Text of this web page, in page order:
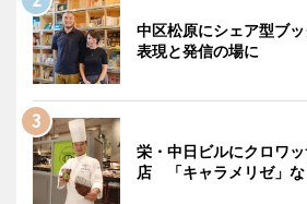
中区松原にシェア型ブ
表現と発信の場に
栄・中日ビルにクロワ
店 「キャラメリゼ」な